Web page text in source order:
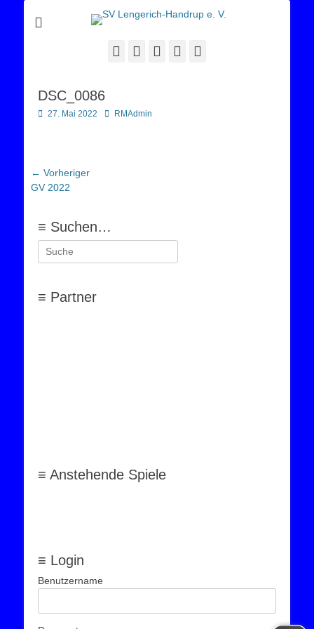
SV Lengerich-
Handrup e. V.
Sportverein Lengerich Handrup
Facebook
Twitter YouTube
DSC_0086
Posted
27. Mai 2022 AutorRMAdmin
Beitragsnavigation
← Vorheriger
Vorheriger
GV 2022
≡ Suchen…
Suchen
nach:
≡ Partner
≡ Anstehende Spiele
≡ Login
Benutzername